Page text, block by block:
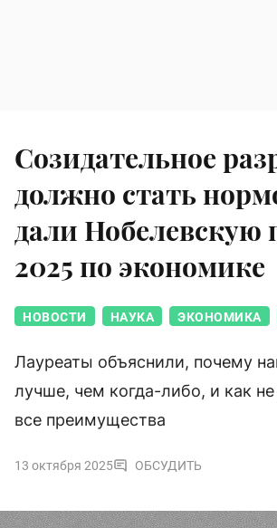
Созидательное
должно стать
дали
2025 по экономике
НОВОСТИ НАУКА ЭКОНОМИКА
Лауреаты объяснили, почему
лучше, чем когда-либо, и как не
все преимущества
13 октября 2025 ОБСУДИТЬ